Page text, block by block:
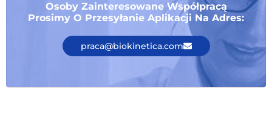
Osoby Zainteresowane Współpracą
Prosimy O Przesyłanie Aplikacji Na Adres:
praca@biokinetica.com